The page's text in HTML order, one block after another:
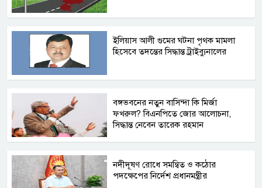
ইলিয়াস আলী গুমের ঘটনা পৃথক মামলা
হিসেবে তদন্তের সিদ্ধান্ত ট্রাইব্যুনালের
বঙ্গভবনের নতুন বাসিন্দা কি মির্জা
ফখরুল? বিএনপিতে জোর আলোচনা,
সিদ্ধান্ত নেবেন তারেক রহমান
নদীদূষণ রোধে সমন্বিত ও কঠোর
পদক্ষেপের নির্দেশ প্রধানমন্ত্রীর